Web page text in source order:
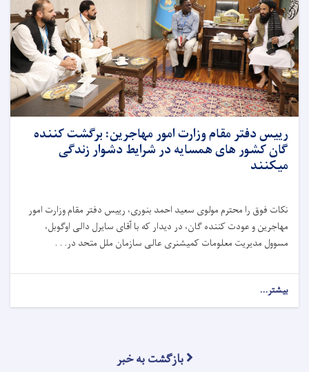
رییس دفتر مقام وزارت امور مهاجرین: برگشت کننده
گان کشور های همسایه در شرایط دشوار زندگی
میکنند
نکات فوق را محترم مولوی سعید احمد بنوری، رییس دفتر مقام وزارت امور
مهاجرین و عودت کننده گان، در دیدار که با آقای سایرل دالی اوگوبل،
مسوول مدیریت معلومات کمیشنری عالی سازمان ملل متحد در. . .
بیشتر...
بازگشت به خبر